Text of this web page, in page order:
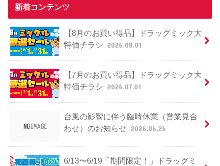
新着コンテンツ
【8月のお買い得品】ドラッグミック大
特価チラシ 2026.08.01
【7月のお買い得品】ドラッグミック大
特価チラシ 2026.07.01
台風の影響に伴う臨時休業（営業見合
わせ）のお知らせ 2026.06.26
6/13〜6/19「期間限定！」ドラッグミ